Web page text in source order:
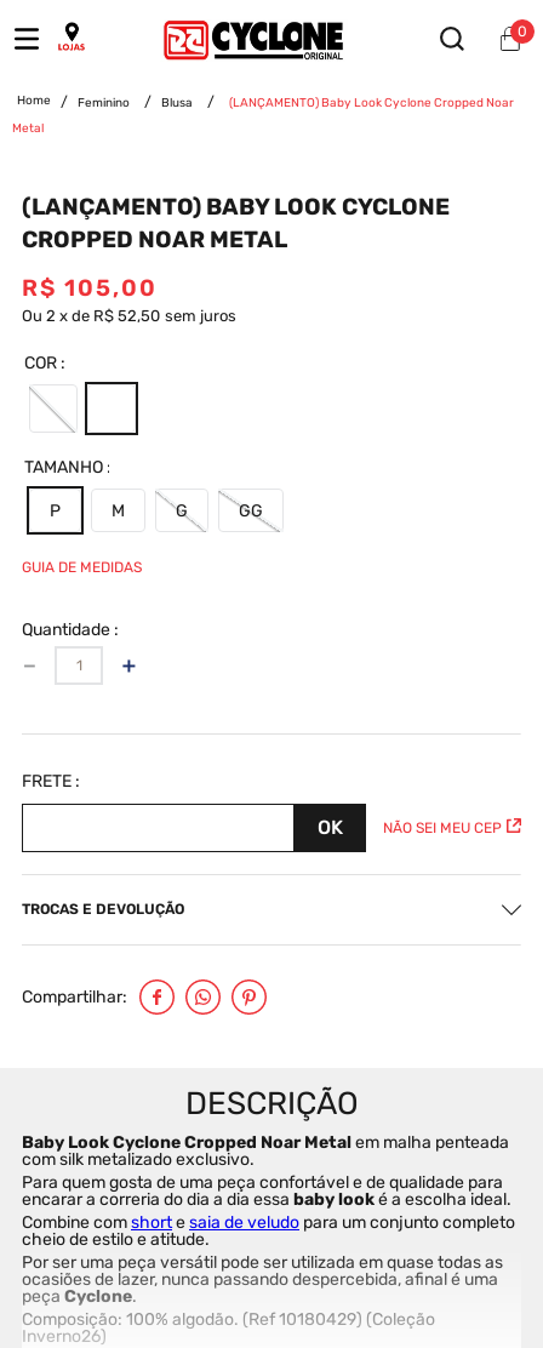
0
Feminino Blusa
(LANÇAMENTO) Baby Look Cyclone Cropped Noar
Metal
(LANÇAMENTO) BABY LOOK CYCLONE
CROPPED NOAR METAL
R$ 105,00
Ou 2 x de R$ 52,50 sem juros
COR
TAMANHO
P M G GG
GUIA DE MEDIDAS
Quantidade
＋
－
NÃO SEI MEU CEP
TROCAS E DEVOLUÇÃO
Compartilhar
Baby Look Cyclone Cropped Noar Metal em malha penteada
com silk metalizado exclusivo.
Para quem gosta de uma peça confortável e de qualidade para
encarar a correria do dia a dia essa baby look é a escolha ideal.
Combine com short e saia de veludo para um conjunto completo
cheio de estilo e atitude.
Por ser uma peça versátil pode ser utilizada em quase todas as
ocasiões de lazer, nunca passando despercebida, afinal é uma
peça Cyclone.
Composição: 100% algodão. (Ref 10180429) (Coleção
Inverno26)